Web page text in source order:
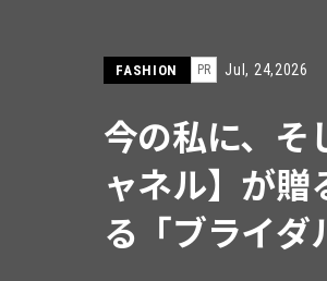
FASHION PR Jul, 24,2026
今の私に、そ
ャネル】が
る「ブライダ